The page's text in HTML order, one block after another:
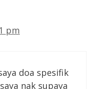
pm
doa spesifik
nak supaya